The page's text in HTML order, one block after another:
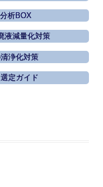
析BOX
液減量化対策
浄化対策
定ガイド